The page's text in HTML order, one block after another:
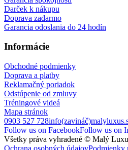
Darček k nákupu
Doprava zadarmo
Garancia odoslania do 24 hodín
Informácie
Obchodné podmienky
Doprava a platby
Reklamačný poriadok
Odstúpenie od zmluvy
Tréningové videá
Mapa stránok
0903 527 728
Follow us on FacebookFollow us on
Všetky práva vyhradené © Malý
Ochrana osobných údajovPodmienky